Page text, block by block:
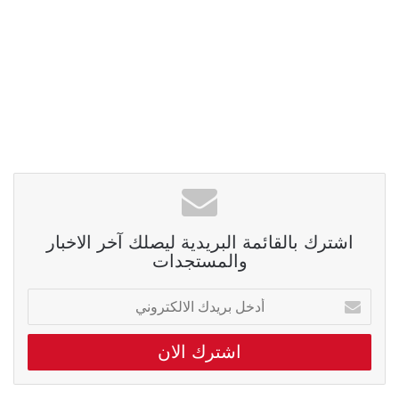
اشترك بالقائمة البريدية ليصلك آخر الاخبار
والمستجدات
أدخل
بريدك
الالكتروني